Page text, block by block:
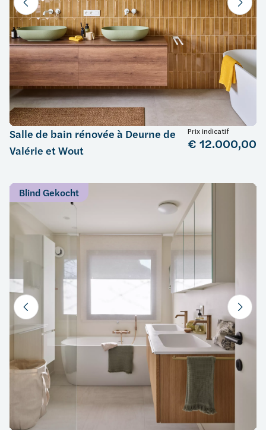
Salle de bain rénovée à Deurne de
Valérie et Wout
Prix indicatif
€ 12.000,00
Blind Gekocht